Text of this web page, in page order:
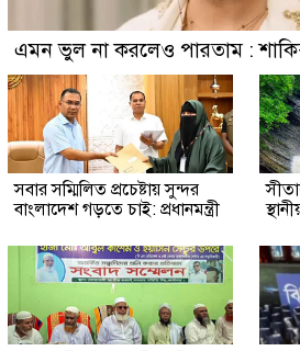
এমন ভুল না করলেও পারতাম :
সবার সম্মিলিত প্রচেষ্টায় সুন্দর
বাংলাদেশ গড়তে চাই: প্রধানমন্ত্রী